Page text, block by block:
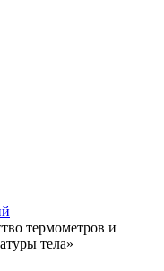
термометров и
тела»